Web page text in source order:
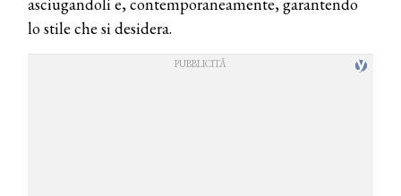
lo stile che si desidera.